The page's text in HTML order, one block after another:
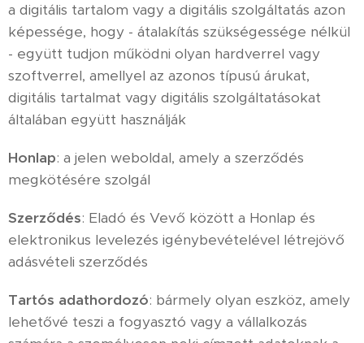
a digitális tartalom vagy a digitális szolgáltatás azon
képessége, hogy - átalakítás szükségessége nélkül
- együtt tudjon működni olyan hardverrel vagy
szoftverrel, amellyel az azonos típusú árukat,
digitális tartalmat vagy digitális szolgáltatásokat
általában együtt használják
Honlap: a jelen weboldal, amely a szerződés
megkötésére szolgál
Szerződés: Eladó és Vevő között a Honlap és
elektronikus levelezés igénybevételével létrejövő
adásvételi szerződés
Tartós adathordozó: bármely olyan eszköz, amely
lehetővé teszi a fogyasztó vagy a vállalkozás